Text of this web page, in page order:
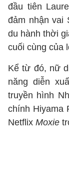
đầu tiên
đảm nhận vai
du hành thời
cuối cùng của
Kể từ đó, nữ
năng diễn
truyền hình
chính Hiyama
Netflix Moxie